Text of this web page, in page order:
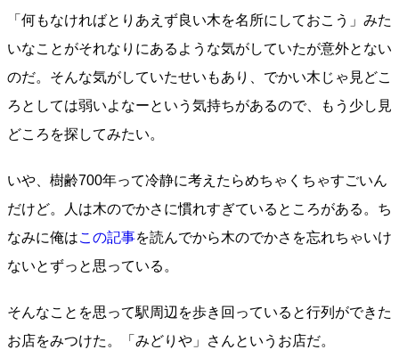
「何もなければとりあえず良い木を名所にしておこう」みた
いなことがそれなりにあるような気がしていたが意外とない
のだ。そんな気がしていたせいもあり、でかい木じゃ見どこ
ろとしては弱いよなーという気持ちがあるので、もう少し見
どころを探してみたい。
いや、樹齢700年って冷静に考えたらめちゃくちゃすごいん
だけど。人は木のでかさに慣れすぎているところがある。ち
なみに俺はこの記事を読んでから木のでかさを忘れちゃいけ
ないとずっと思っている。
そんなことを思って駅周辺を歩き回っていると行列ができた
お店をみつけた。「みどりや」さんというお店だ。